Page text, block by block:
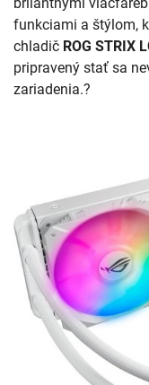
funkciami a štýlom,
chladič ROG STRIX
pripravený stať sa
zariadenia.?